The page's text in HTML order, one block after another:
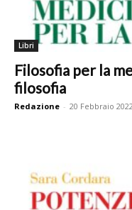
Libri
Filosofia per la
filosofia
Redazione - 20 Febbraio